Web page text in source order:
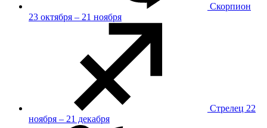
Скорпион
23 октября – 21 ноября
Стрелец 22
ноября – 21 декабря